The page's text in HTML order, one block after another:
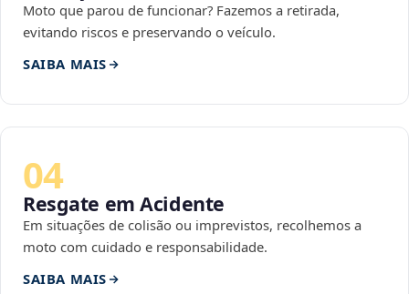
Moto que parou de funcionar? Fazemos a retirada,
evitando riscos e preservando o veículo.
SAIBA MAIS
04
Resgate em Acidente
Em situações de colisão ou imprevistos, recolhemos a
moto com cuidado e responsabilidade.
SAIBA MAIS